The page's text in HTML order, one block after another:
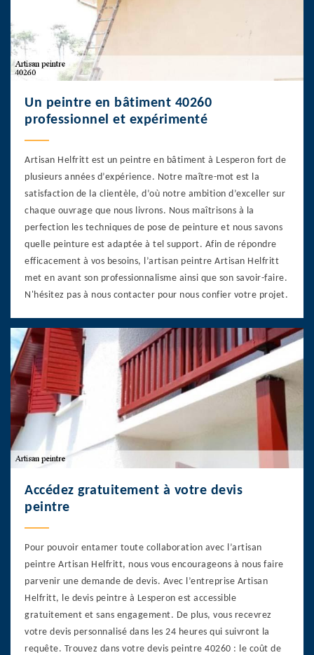
Un peintre en bâtiment 40260
professionnel et expérimenté
Artisan Helfritt est un peintre en bâtiment à Lesperon fort de
plusieurs années d’expérience. Notre maître-mot est la
satisfaction de la clientèle, d’où notre ambition d’exceller sur
chaque ouvrage que nous livrons. Nous maîtrisons à la
perfection les techniques de pose de peinture et nous savons
quelle peinture est adaptée à tel support. Afin de répondre
efficacement à vos besoins, l’artisan peintre Artisan Helfritt
met en avant son professionnalisme ainsi que son savoir-faire.
N'hésitez pas à nous contacter pour nous confier votre projet.
Accédez gratuitement à votre devis
peintre
Pour pouvoir entamer toute collaboration avec l’artisan
peintre Artisan Helfritt, nous vous encourageons à nous faire
parvenir une demande de devis. Avec l’entreprise Artisan
Helfritt, le devis peintre à Lesperon est accessible
gratuitement et sans engagement. De plus, vous recevrez
votre devis personnalisé dans les 24 heures qui suivront la
requête. Trouvez dans votre devis peintre 40260 : le coût de